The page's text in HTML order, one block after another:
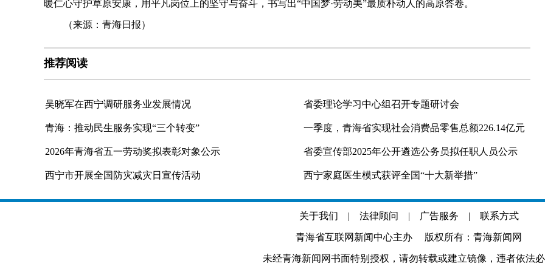
暖仁心守护草原安康，用平凡岗位上的坚守与奋斗，书写出“中国梦·劳动美”最质朴动人的高原答卷。
（来源：青海日报）
推荐阅读
吴晓军在西宁调研服务业发展情况 省委理论学习中心组召开专题研讨会
青海：推动民生服务实现“三个转变” 一季度，青海省实现社会消费品零售总额226.14亿元
2026年青海省五一劳动奖拟表彰对象公示 省委宣传部2025年公开遴选公务员拟任职人员公示
西宁市开展全国防灾减灾日宣传活动 西宁家庭医生模式获评全国“十大新举措”
关于我们 | 法律顾问 | 广告服务 | 联系方式
青海省互联网新闻中心主办 版权所有：青海新闻网
未经青海新闻网书面特别授权，请勿转载或建立镜像，违者依法